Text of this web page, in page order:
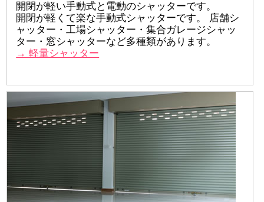
開閉が軽い手動式と電動のシャッターです。
開閉が軽くて楽な手動式シャッターです。 店舗シ
ャッター・工場シャッター・集合ガレージシャッ
ター・窓シャッターなど多種類があります。
→ 軽量シャッター